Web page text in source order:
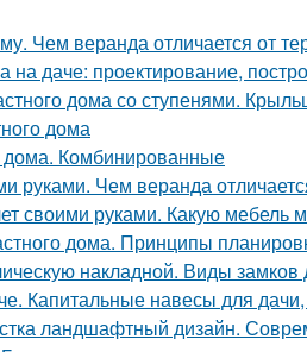
Чем веранда отличается от
на даче: проектирование,
дома со ступенями.
дома
Комбинированные
руками. Чем веранда
своими руками. Какую мебель
дома. Принципы
накладной. Виды замков
Капитальные навесы для
ландшафтный дизайн.